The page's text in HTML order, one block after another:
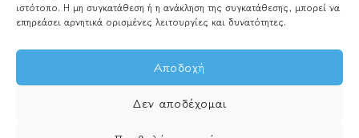
ιστότοπο. Η μη συγκατάθεση ή η ανάκληση της συγκατάθεσης, μπορεί να
επηρεάσει αρνητικά ορισμένες λειτουργίες και δυνατότητες.
Αποδοχή
Δεν αποδέχομαι